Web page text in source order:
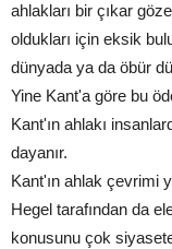
ahlakları bir çıkar
oldukları için eksik
dünyada ya da öbür
Yine Kant'a göre bu
Kant'ın ahlakı
dayanır.
Kant'ın ahlak çevrimi
Hegel tarafından da
konusunu çok